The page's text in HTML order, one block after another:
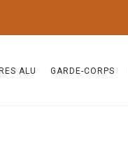
ALU GARDE-CORPS